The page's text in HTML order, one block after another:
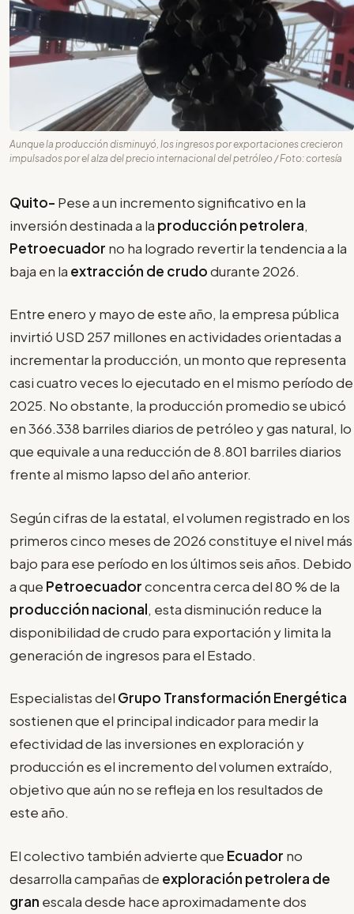
Aunque la producción disminuyó, los ingresos por exportaciones crecieron
impulsados por el alza del precio internacional del petróleo / Foto: cortesía
Quito- Pese a un incremento significativo en la
inversión destinada a la producción petrolera,
Petroecuador no ha logrado revertir la tendencia a la
baja en la extracción de crudodurante 2026.
Entre enero y mayo de este año, la empresa pública
invirtió USD 257 millones en actividades orientadas a
incrementar la producción, un monto que representa
casi cuatro veces lo ejecutado en el mismo período de
2025. No obstante, la producción promedio se ubicó
en 366.338 barriles diarios de petróleo y gas natural, lo
que equivale a una reducción de 8.801 barriles diarios
frente al mismo lapso del año anterior.
Según cifras de la estatal, el volumen registrado en los
primeros cinco meses de 2026 constituye el nivel más
bajo para ese período en los últimos seis años. Debido
a que Petroecuadorconcentra cerca del 80 % de la
producción nacional, esta disminución reduce la
disponibilidad de crudo para exportación y limita la
generación de ingresos para el Estado.
Especialistas del Grupo Transformación Energética
sostienen que el principal indicador para medir la
efectividad de las inversiones en exploración y
producción es el incremento del volumen extraído,
objetivo que aún no se refleja en los resultados de
este año.
El colectivo también advierte que Ecuador no
desarrolla campañas de exploración petrolera de
gran escala desde hace aproximadamente dos